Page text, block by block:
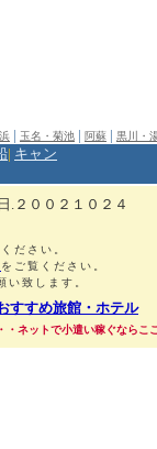
| 玉名・菊池 | 阿蘇 | 黒川・
| キャン
.２００２１０２４
ださい。
をご覧ください。
致します。
すすめ旅館・ホテル
・・ネットで小遣い稼ぐならこ